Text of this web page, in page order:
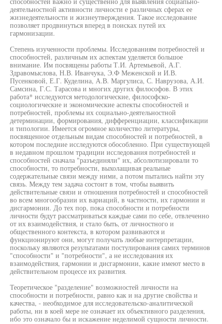
деятельностной активности личности е различных сферах ее
жизнедеятельности и жизнеутверждения. Такое исследование
позволяет продвинуться вперед в поисках путей их
гармонизации.
Степень изученности проблемы. Исследованиям потребностей и
способностей, различным их аспектам уделяется большое
внимание. Им посвящены работы Т.И. Артемьевой, А.Г.
Здравомыслова, Н.В. Иванчука, Э.Ф Меженской и И.В.
Пусенковой, Е.Г. Куделина, А.В. Маргулиса, С. Наврузова, А.И.
Самсина, Г.С. Тарасова и многих других философов. В этих
работа* исследуются методологические, философско-
социологические и экономические аспекты способностей и
потребностей, проблемы их социально-деятельностной
детерминации, формирования, дифференциации, классификации
и типологии. Имеется огромное количество литературы,
посвященное отдельным видам способностей и потребностей, в
котором последние исследуются обособленно. При существующей
в недавном прошлом традиции исследования потребностей и
способностей сначала "разъединяли" их, абсолютизировали то
способности, то потребности, выхолащивая реальные
содержательные связи между ними, а потом пытались найти эту
связь. Между тем задача состоит в том, чтобы выявить
действительные связи и отношения потребностей и способностей
во всем многообразии их вариаций, в частности, их гармонии и
дисгармонии. До тех пор, пока способности и потребности
личности будут рассматриваться каждые сами по себе, отвлеченно
от их взаимодействия, и стало быть, от личностного и
общественного контекста, в котором развиваются и
функционируют они, могут получать любые интерпретации,
поскольку являются результатами постулирования самих терминов
"способности" и "потребности", а не исследования их
взаимодействия, гармонии и дисгармонии, какие имеют место в
действительном процессе их развития.
Теоретическое "разделение" возможностей личности на
способности и потребности, равно как и на другие свойства и
качества, - необходимое для исследовательско-аналитической
работы, ни в коей мере не означает их объективного разделения,
ибо это означало бы и искажение неделимой сущности личности.